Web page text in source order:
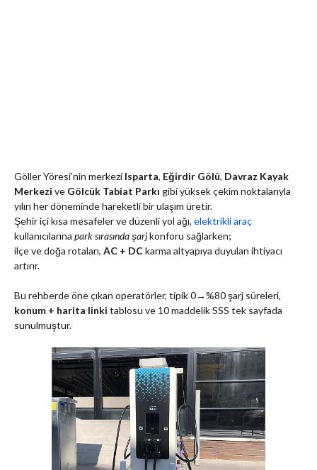
Göller Yöresi’nin merkezi Isparta, Eğirdir Gölü, Davraz Kayak
Merkezi ve Gölcük Tabiat Parkı gibi yüksek çekim noktalarıyla
yılın her döneminde hareketli bir ulaşım üretir.
Şehir içi kısa mesafeler ve düzenli yol ağı, elektrikli araç
kullanıcılarına park sırasında şarjkonforu sağlarken;
ilçe ve doğa rotaları, AC + DCkarma altyapıya duyulan ihtiyacı
artırır.
Bu rehberde öne çıkan operatörler, tipik 0→%80 şarj süreleri,
konum + harita linki tablosu ve 10 maddelik SSS tek sayfada
sunulmuştur.